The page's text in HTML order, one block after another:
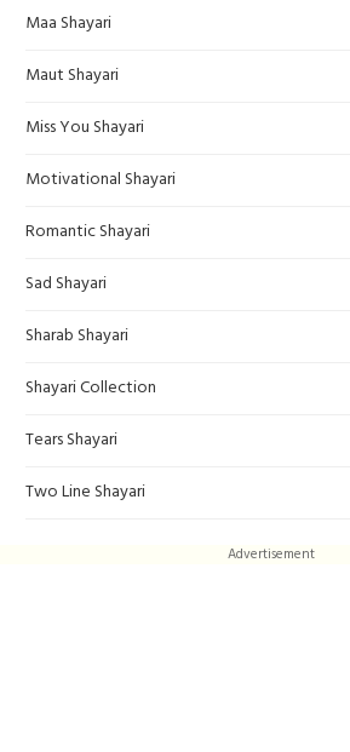
Maa Shayari
Maut Shayari
Miss You Shayari
Motivational Shayari
Romantic Shayari
Sad Shayari
Sharab Shayari
Shayari Collection
Tears Shayari
Two Line Shayari
Advertisement